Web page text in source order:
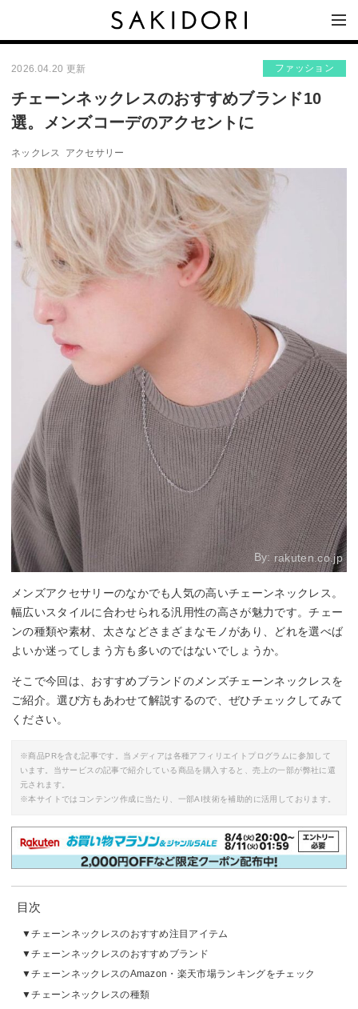
2026.04.20 更新 ファッション
チェーンネックレスのおすすめブランド10
選。メンズコーデのアクセントに
ネックレス アクセサリー
By:rakuten.co.jp
メンズアクセサリーのなかでも人気の高いチェーンネックレス。
幅広いスタイルに合わせられる汎用性の高さが魅力です。チェー
ンの種類や素材、太さなどさまざまなモノがあり、どれを選べば
よいか迷ってしまう方も多いのではないでしょうか。
そこで今回は、おすすめブランドのメンズチェーンネックレスを
ご紹介。選び方もあわせて解説するので、ぜひチェックしてみて
ください。
※商品PRを含む記事です。当メディアは各種アフィリエイトプログラムに参加して
います。当サービスの記事で紹介している商品を購入すると、売上の一部が弊社に還
元されます。
※本サイトではコンテンツ作成に当たり、一部AI技術を補助的に活用しております。
目次
チェーンネックレスのおすすめ注目アイテム
チェーンネックレスのおすすめブランド
チェーンネックレスのAmazon・楽天市場ランキングをチェック
チェーンネックレスの種類